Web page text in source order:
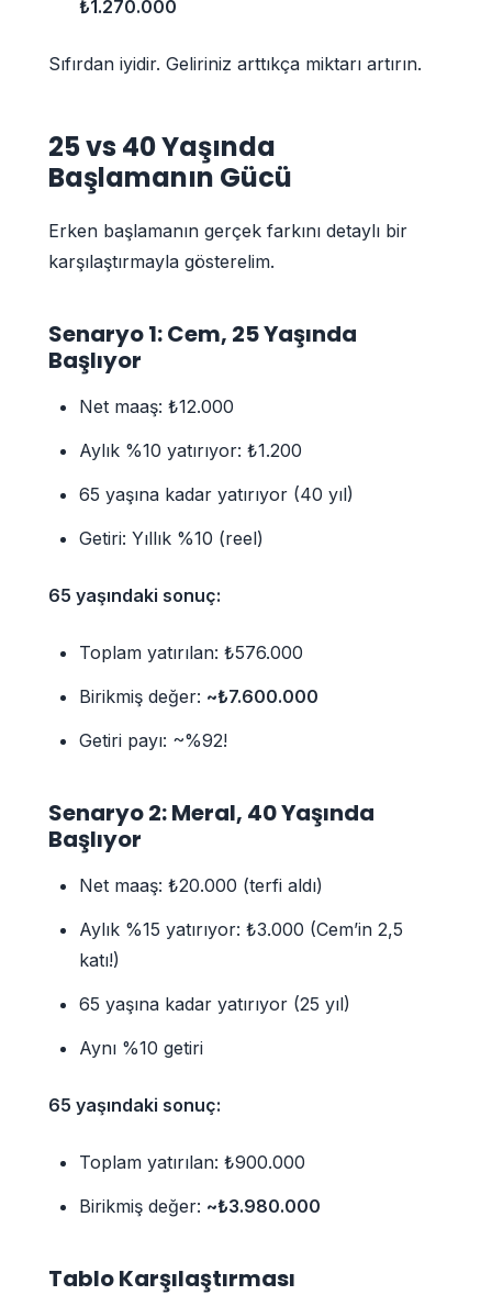
₺1.270.000
Sıfırdan iyidir. Geliriniz arttıkça miktarı artırın.
25 vs 40 Yaşında
Başlamanın Gücü
Erken başlamanın gerçek farkını detaylı bir
karşılaştırmayla gösterelim.
Senaryo 1: Cem, 25 Yaşında
Başlıyor
Net maaş: ₺12.000
Aylık %10 yatırıyor: ₺1.200
65 yaşına kadar yatırıyor (40 yıl)
Getiri: Yıllık %10 (reel)
65 yaşındaki sonuç:
Toplam yatırılan: ₺576.000
Birikmiş değer: ~₺7.600.000
Getiri payı: ~%92!
Senaryo 2: Meral, 40 Yaşında
Başlıyor
Net maaş: ₺20.000 (terfi aldı)
Aylık %15 yatırıyor: ₺3.000 (Cem’in 2,5
katı!)
65 yaşına kadar yatırıyor (25 yıl)
Aynı %10 getiri
65 yaşındaki sonuç:
Toplam yatırılan: ₺900.000
Birikmiş değer: ~₺3.980.000
Tablo Karşılaştırması